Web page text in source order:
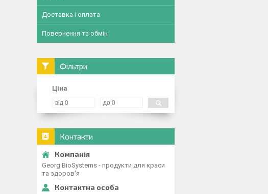
Доставка і оплата
Повернення та обмін
Фільтри
Ціна
Контакти
Georg BioSystems - продукти для краси
та здоров'я